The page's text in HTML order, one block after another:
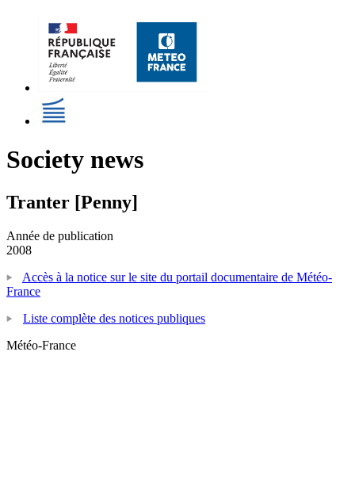
Society news
Tranter [Penny]
Année de publication
2008
Accès à la notice sur le site du portail documentaire de Météo-
France
Liste complète des notices publiques
Météo-France